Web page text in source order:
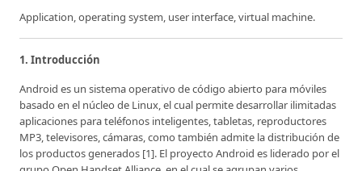
Application, operating system, user interface, virtual machine.
1. Introducción
Android es un sistema operativo de código abierto para móviles
basado en el núcleo de Linux, el cual permite desarrollar ilimitadas
aplicaciones para teléfonos inteligentes, tabletas, reproductores
MP3, televisores, cámaras, como también admite la distribución de
los productos generados [1]. El proyecto Android es liderado por el